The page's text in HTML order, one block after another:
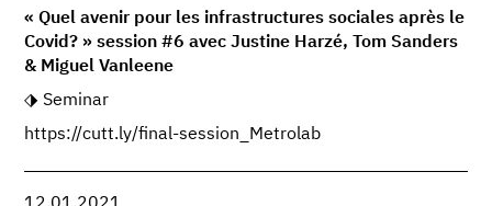
« Quel avenir pour les infrastructures sociales après le
Covid? » session #6 avec Justine Harzé, Tom Sanders
& Miguel Vanleene
Seminar
https://cutt.ly/final-session_Metrolab